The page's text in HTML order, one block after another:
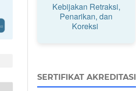
Kebijakan Retraksi,
Penarikan, dan
Koreksi
SERTIFIKAT AKREDITASI